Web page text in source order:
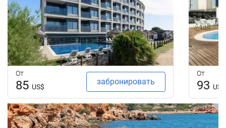
От
85 US$
забронировать
От
93 US$